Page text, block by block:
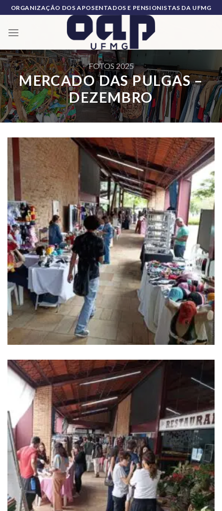
Skip
to
content
ORGANIZAÇÃO DOS APOSENTADOS E PENSIONISTAS DA UFMG
FOTOS 2025
MERCADO DAS PULGAS –
DEZEMBRO